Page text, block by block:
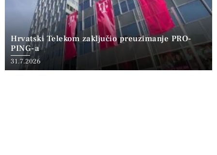
Hrvatski Telekom zaključio preuzimanje PRO-
PING-a
31.7.2026